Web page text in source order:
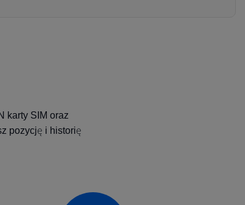
karty SIM oraz
pozycję i historię